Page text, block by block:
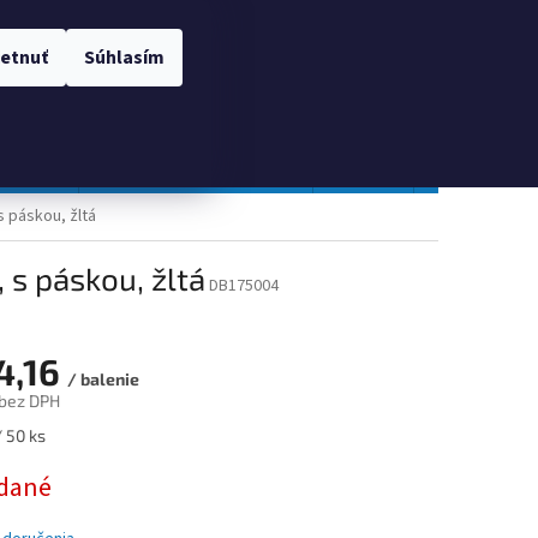
Súhlasím
páskou, žltá
s páskou, žltá DB175004
/ balenie
DPH
50 ks